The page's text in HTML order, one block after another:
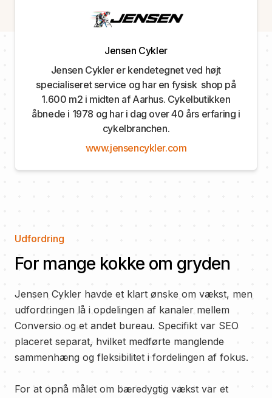
Jensen Cykler
Jensen Cykler er kendetegnet ved højt
specialiseret service og har en fysisk shop på
1.600 m2 i midten af Aarhus. Cykelbutikken
åbnede i 1978 og har i dag over 40 års erfaring i
cykelbranchen.
www.jensencykler.com
Udfordring
For mange kokke om gryden
Jensen Cykler havde et klart ønske om vækst, men
udfordringen lå i opdelingen af kanaler mellem
Conversio og et andet bureau. Specifikt var SEO
placeret separat, hvilket medførte manglende
sammenhæng og fleksibilitet i fordelingen af fokus.
For at opnå målet om bæredygtig vækst var et